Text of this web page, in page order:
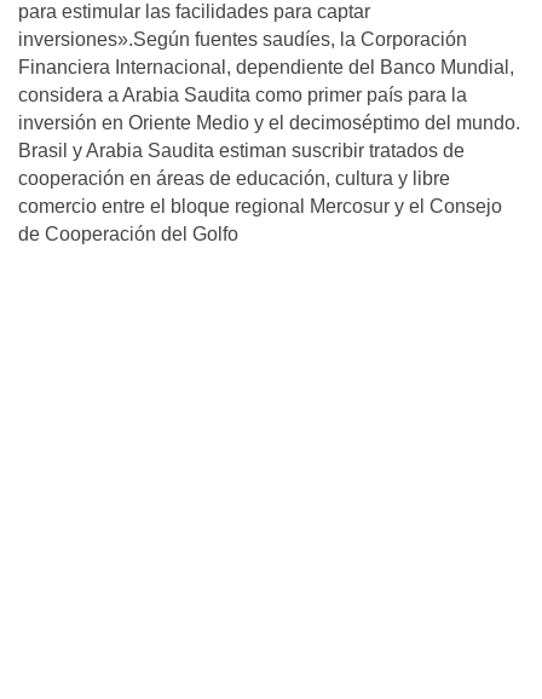
para estimular las facilidades para captar
inversiones».Según fuentes saudí­es, la Corporación
Financiera Internacional, dependiente del Banco Mundial,
considera a Arabia Saudita como primer paí­s para la
inversión en Oriente Medio y el decimoséptimo del mundo.
Brasil y Arabia Saudita estiman suscribir tratados de
cooperación en áreas de educación, cultura y libre
comercio entre el bloque regional Mercosur y el Consejo
de Cooperación del Golfo